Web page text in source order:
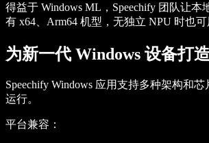
得益于 Windows ML，Speechify 团队让本
有 x64、Arm64 机型，无独立 NPU 时也可
为新一代 Windows 设备打
Speechify Windows 应用支持多种架构和
运行。
平台兼容：